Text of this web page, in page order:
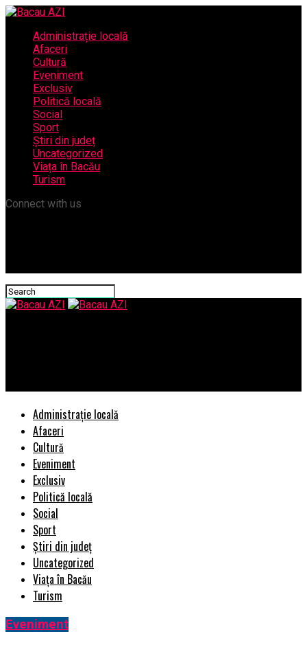
Administrație locală
Afaceri
Cultură
Eveniment
Exclusiv
Politică locală
Social
Sport
Știri din județ
Uncategorized
Viața în Bacău
Turism
Connect with us
Administrație locală
Afaceri
Cultură
Eveniment
Exclusiv
Politică locală
Social
Sport
Știri din județ
Uncategorized
Viața în Bacău
Turism
Eveniment